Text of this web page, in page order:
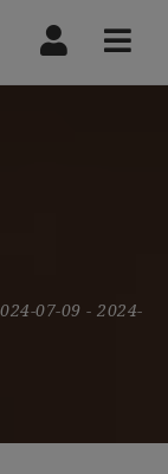
07-09 - 2024-